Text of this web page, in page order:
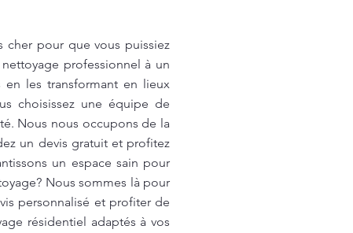
cher pour que vous puissiez
professionnel à un
les transformant en lieux
choisissez une équipe de
Nous nous occupons de la
un devis gratuit et profitez
un espace sain pour
Nous sommes là pour
personnalisé et profiter de
résidentiel adaptés à vos